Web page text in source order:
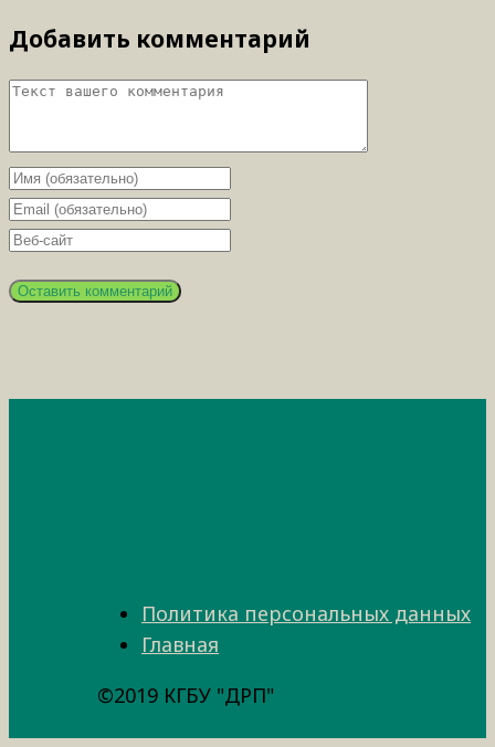
Добавить комментарий
Политика персональных данных
Главная
©2019 КГБУ "ДРП"